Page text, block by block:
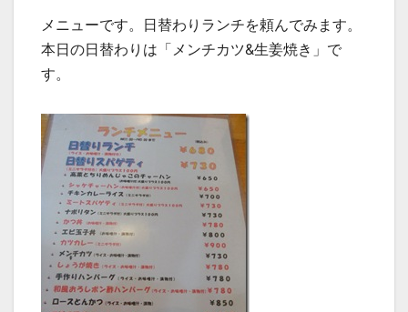
メニューです。日替わりランチを頼んでみます。
本日の日替わりは「メンチカツ&生姜焼き」で
す。